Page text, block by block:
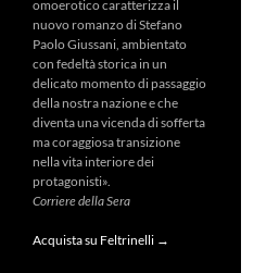
omoerotico caratterizza il
nuovo romanzo di Stefano
Paolo Giussani, ambientato
con fedeltà storica in un
delicato momento di passaggio
della nostra nazione e che
diventa una vicenda di sofferta
ma coraggiosa transizione
nella vita interiore dei
protagonisti».
Corriere della Sera
Acquista su Feltrinelli →